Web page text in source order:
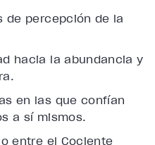
de percepción de la
hacia la abundancia y
en las que confían
a sí mismos.
entre el Cociente